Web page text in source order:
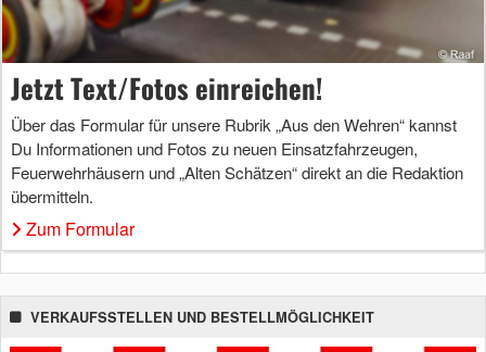
Jetzt Text/Fotos einreichen!
Über das Formular für unsere Rubrik „Aus den Wehren“ kannst
Du Informationen und Fotos zu neuen Einsatzfahrzeugen,
Feuerwehrhäusern und „Alten Schätzen“ direkt an die Redaktion
übermitteln.
Zum Formular
VERKAUFSSTELLEN UND BESTELLMÖGLICHKEIT